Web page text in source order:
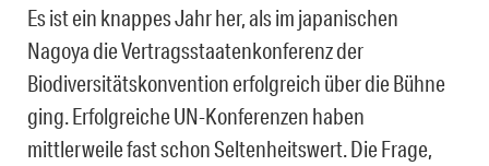
Es ist ein knappes Jahr her, als im japanischen
Nagoya die Vertragsstaatenkonferenz der
Biodiversitätskonvention erfolgreich über die Bühne
ging. Erfolgreiche UN-Konferenzen haben
mittlerweile fast schon Seltenheitswert. Die Frage,